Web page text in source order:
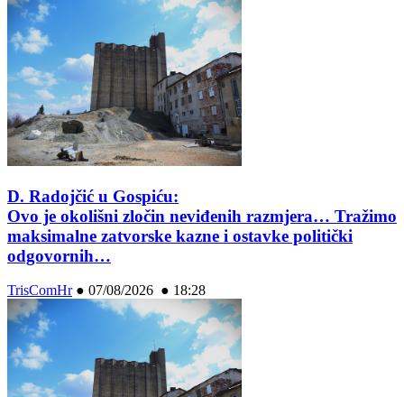
D. Radojčić u Gospiću:
Ovo je okolišni zločin neviđenih razmjera… Tražimo
maksimalne zatvorske kazne i ostavke politički
odgovornih…
TrisComHr● 07/08/2026 ● 18:28